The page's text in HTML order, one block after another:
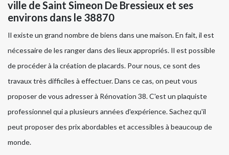
ville de Saint Simeon De Bressieux et ses
environs dans le 38870
Il existe un grand nombre de biens dans une maison. En fait, il est
nécessaire de les ranger dans des lieux appropriés. Il est possible
de procéder à la création de placards. Pour nous, ce sont des
travaux très difficiles à effectuer. Dans ce cas, on peut vous
proposer de vous adresser à Rénovation 38. C'est un plaquiste
professionnel qui a plusieurs années d'expérience. Sachez qu'il
peut proposer des prix abordables et accessibles à beaucoup de
monde.